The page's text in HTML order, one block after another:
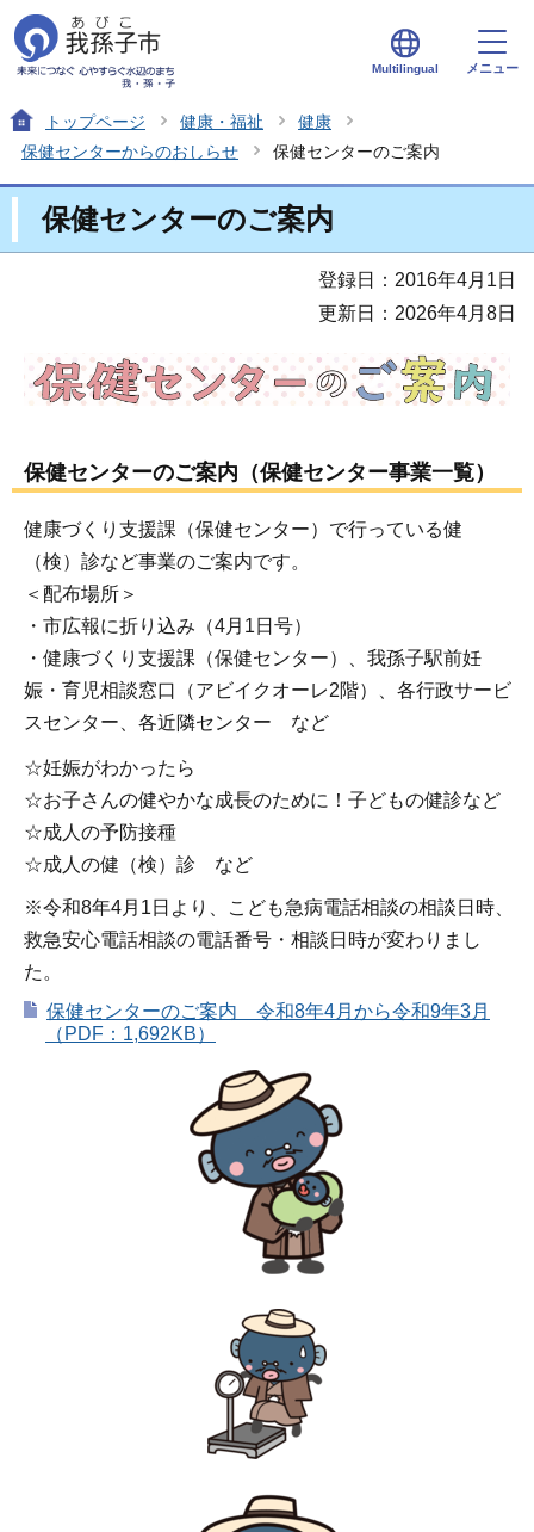
Multilingual メニュー
トップページ 健康・福祉
健康
保健センターからのおしらせ
保健センターのご案内
保健センターのご案内
登録日：2016年4月1日
更新日：2026年4月8日
保健センターのご案内（保健センター事業一覧）
健康づくり支援課（保健センター）で行っている健
（検）診など事業のご案内です。
＜配布場所＞
・市広報に折り込み（4月1日号）
・健康づくり支援課（保健センター）、我孫子駅前妊
娠・育児相談窓口（アビイクオーレ2階）、各行政サービ
スセンター、各近隣センター など
☆妊娠がわかったら
☆お子さんの健やかな成長のために！子どもの健診など
☆成人の予防接種
☆成人の健（検）診 など
※令和8年4月1日より、こども急病電話相談の相談日時、
救急安心電話相談の電話番号・相談日時が変わりまし
た。
保健センターのご案内 令和8年4月から令和9年3月
（PDF：1,692KB）